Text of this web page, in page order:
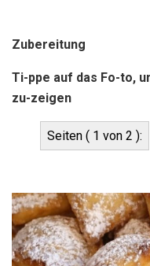
Zubereitung
Ti-ppe auf das Fo-to,
zu-zeigen
Seiten ( 1 von 2 ):